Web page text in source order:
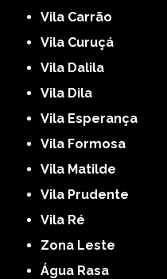
Vila Carrão
Vila Curuçá
Vila Dalila
Vila Dila
Vila Esperança
Vila Formosa
Vila Matilde
Vila Prudente
Vila Ré
Zona Leste
Água Rasa